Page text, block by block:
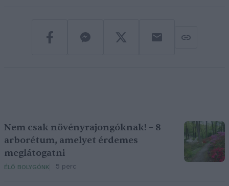
Nem csak növényrajongóknak! – 8
arborétum, amelyet érdemes
meglátogatni
ÉLŐ BOLYGÓNK 5 perc